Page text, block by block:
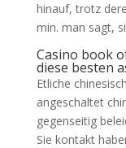
hinauf, trotz
min. man sagt,
Casino book
diese besten
Etliche
angeschaltet
gegenseitig
Sie kontakt